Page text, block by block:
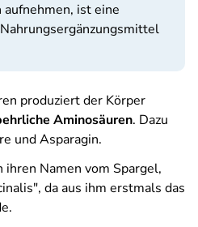
ist eine
produziert der Körper
Aminosäuren. Dazu
und Asparagin.
Namen vom Spargel,
da aus ihm erstmals das